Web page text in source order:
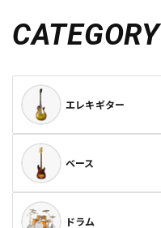
CATEGORY
エレキギター
ベース
ドラム